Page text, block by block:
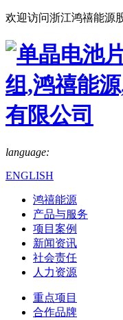
欢迎访问浙江鸿禧能源
language:
ENGLISH
鸿禧能源
产品与服务
项目案例
新闻资讯
社会责任
人力资源
重点项目
合作品牌